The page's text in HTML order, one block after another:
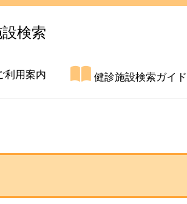
検索
利用案内 健診施設検索ガイド